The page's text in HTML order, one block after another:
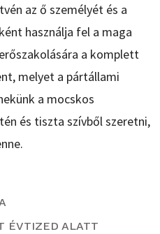
az ő személyét és a
használja fel a maga
a komplett
melyet a pártállami
a mocskos
és tiszta szívből szeretni,
ÉVTIZED ALATT